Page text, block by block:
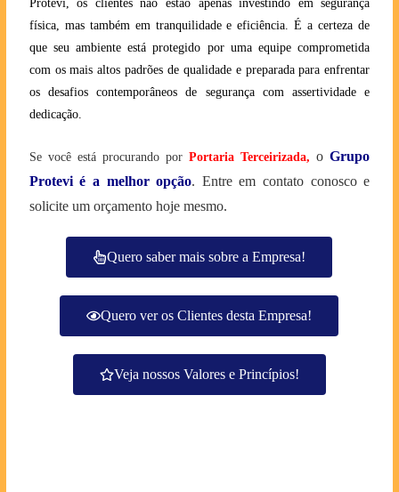
Protevi, os clientes não estão apenas investindo em segurança
física, mas também em tranquilidade e eficiência. É a certeza de
que seu ambiente está protegido por uma equipe comprometida
com os mais altos padrões de qualidade e preparada para enfrentar
os desafios contemporâneos de segurança com assertividade e
dedicação.
Se você está procurando porPortaria Terceirizada, oGrupo
Protevi é a melhor opção. Entre em contato conosco e
solicite um orçamento hoje mesmo.
Quero saber mais sobre a Empresa!
Quero ver os Clientes desta Empresa!
Veja nossos Valores e Princípios!